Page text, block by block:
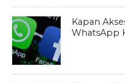
Kapan
WhatsApp